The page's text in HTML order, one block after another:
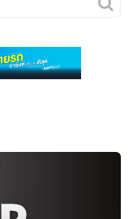
คนรักรถ
งานแสดงรถ